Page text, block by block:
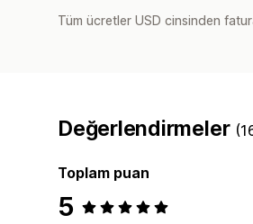
Tüm ücretler USD cinsinden
Değerlendirmeler
Toplam puan
5